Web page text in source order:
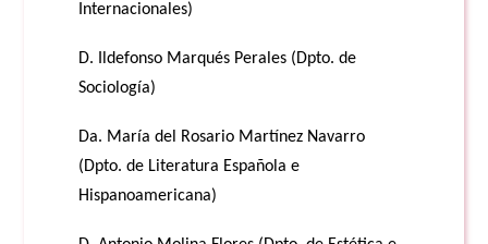
Internacionales)
D. Ildefonso Marqués Perales (Dpto. de
Sociología)
Da. María del Rosario Martínez Navarro
(Dpto. de Literatura Española e
Hispanoamericana)